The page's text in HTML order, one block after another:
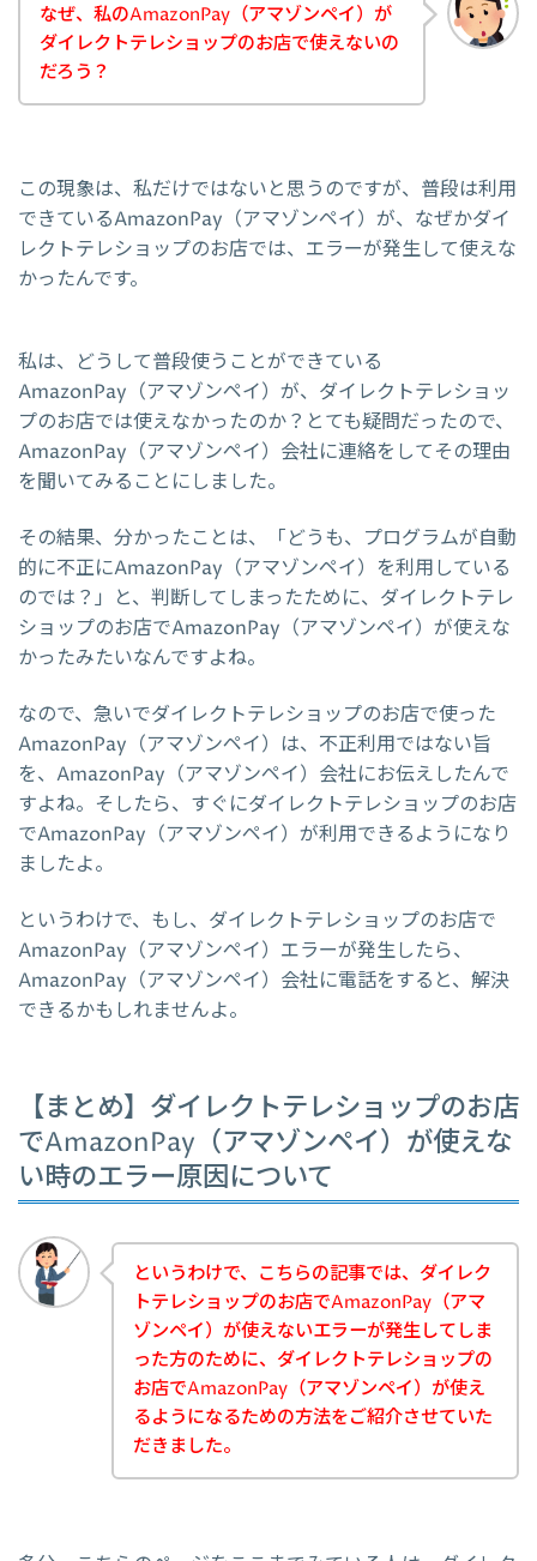
なぜ、私のAmazonPay（アマゾンペイ）が
ダイレクトテレショップのお店で使えないの
だろう？
この現象は、私だけではないと思うのですが、普段は利用
できているAmazonPay（アマゾンペイ）が、なぜかダイ
レクトテレショップのお店では、エラーが発生して使えな
かったんです。
私は、どうして普段使うことができている
AmazonPay（アマゾンペイ）が、ダイレクトテレショッ
プのお店では使えなかったのか？とても疑問だったので、
AmazonPay（アマゾンペイ）会社に連絡をしてその理由
を聞いてみることにしました。
その結果、分かったことは、「どうも、プログラムが自動
的に不正にAmazonPay（アマゾンペイ）を利用している
のでは？」と、判断してしまったために、ダイレクトテレ
ショップのお店でAmazonPay（アマゾンペイ）が使えな
かったみたいなんですよね。
なので、急いでダイレクトテレショップのお店で使った
AmazonPay（アマゾンペイ）は、不正利用ではない旨
を、AmazonPay（アマゾンペイ）会社にお伝えしたんで
すよね。そしたら、すぐにダイレクトテレショップのお店
でAmazonPay（アマゾンペイ）が利用できるようになり
ましたよ。
というわけで、もし、ダイレクトテレショップのお店で
AmazonPay（アマゾンペイ）エラーが発生したら、
AmazonPay（アマゾンペイ）会社に電話をすると、解決
できるかもしれませんよ。
【まとめ】ダイレクトテレショップのお店
でAmazonPay（アマゾンペイ）が使えな
い時のエラー原因について
というわけで、こちらの記事では、ダイレク
トテレショップのお店でAmazonPay（アマ
ゾンペイ）が使えないエラーが発生してしま
った方のために、ダイレクトテレショップの
お店でAmazonPay（アマゾンペイ）が使え
るようになるための方法をご紹介させていた
だきました。